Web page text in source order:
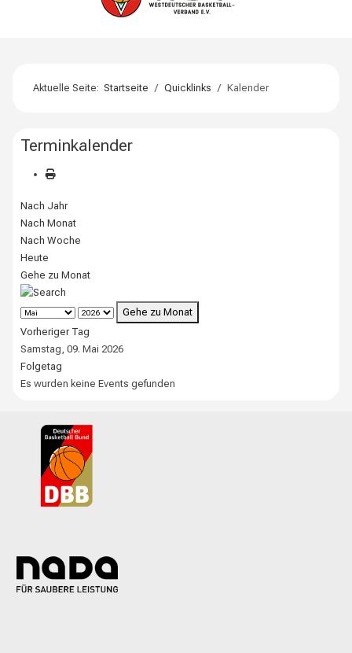
Aktuelle Seite:Startseite Quicklinks Kalender
Terminkalender
Nach Jahr
Nach Monat
Nach Woche
Heute
Gehe zu Monat
Gehe zu Monat
Vorheriger Tag
Samstag, 09. Mai 2026
Folgetag
Es wurden keine Events gefunden